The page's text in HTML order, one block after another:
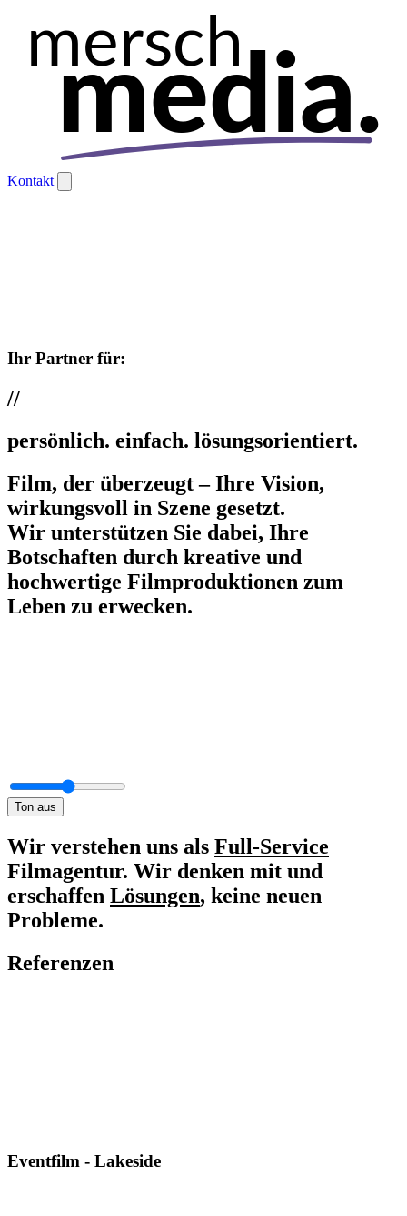
media.
mersch
Kontakt
Ihr Partner für:
//
persönlich. einfach. lösungsorientiert.
Film, der überzeugt – Ihre Vision,
wirkungsvoll in Szene gesetzt.
Wir unterstützen Sie dabei, Ihre
Botschaften durch kreative und
hochwertige Filmproduktionen zum
Leben zu erwecken.
Ton aus
Wir verstehen uns als Full-Service
Filmagentur. Wir denken mit und
erschaffen Lösungen, keine neuen
Probleme.
Referenzen
Eventfilm - Lakeside